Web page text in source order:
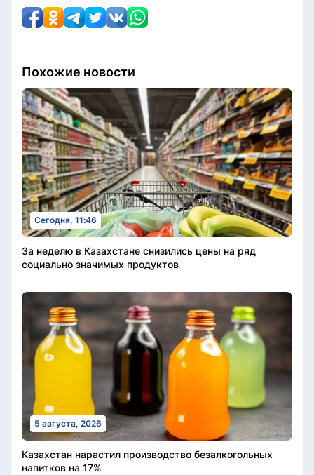
Похожие новости
Сегодня, 11:46
За неделю в Казахстане снизились цены на ряд
социально значимых продуктов
5 августа, 2026
Казахстан нарастил производство безалкогольных
напитков на 17%